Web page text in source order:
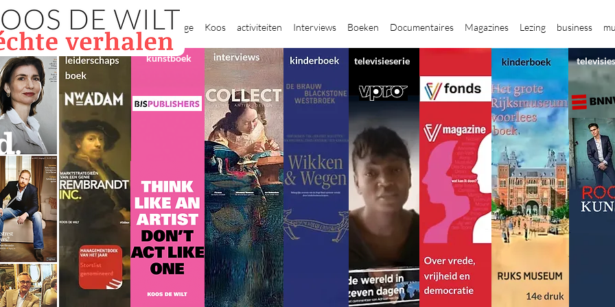
New Page Koos activiteiten Interviews Boeken Documentaires Magazines Lezing business
kunstboek televisieserie